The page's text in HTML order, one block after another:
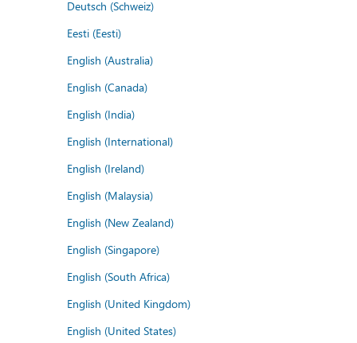
Deutsch (Schweiz)
Eesti (Eesti)
English (Australia)
English (Canada)
English (India)
English (International)
English (Ireland)
English (Malaysia)
English (New Zealand)
English (Singapore)
English (South Africa)
English (United Kingdom)
English (United States)